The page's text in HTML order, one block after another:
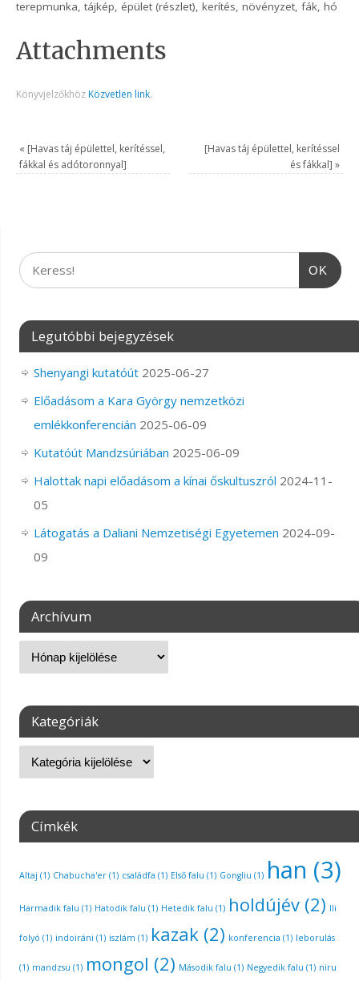
terepmunka, tájkép, épület (részlet), kerítés, növényzet, fák, hó
Attachments
Könyvjelzőkhöz Közvetlen link.
« [Havas táj épülettel, kerítéssel,
fákkal és adótoronnyal]
[Havas táj épülettel, kerítéssel
és fákkal] »
OK
Legutóbbi bejegyzések
Shenyangi kutatóút 2025-06-27
Előadásom a Kara György nemzetközi
emlékkonferencián 2025-06-09
Kutatóút Mandzsúriában 2025-06-09
Halottak napi előadásom a kínai őskultuszról 2024-11-
05
Látogatás a Daliani Nemzetiségi Egyetemen 2024-09-
09
Archívum
Kategóriák
Címkék
Altaj (1) Chabucha'er(1) családfa (1) Első falu (1) Gongliu (1) han (3)
Harmadik falu (1) Hatodik falu (1) Hetedik falu (1) holdújév(2) Ili
folyó (1) indoiráni (1) iszlám (1) kazak(2) konferencia (1) leborulás
(1) mandzsu (1) mongol (2) Második falu (1) Negyedik falu (1) niru